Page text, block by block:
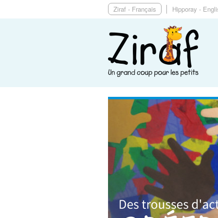
Ziraf - Français Hipporay -